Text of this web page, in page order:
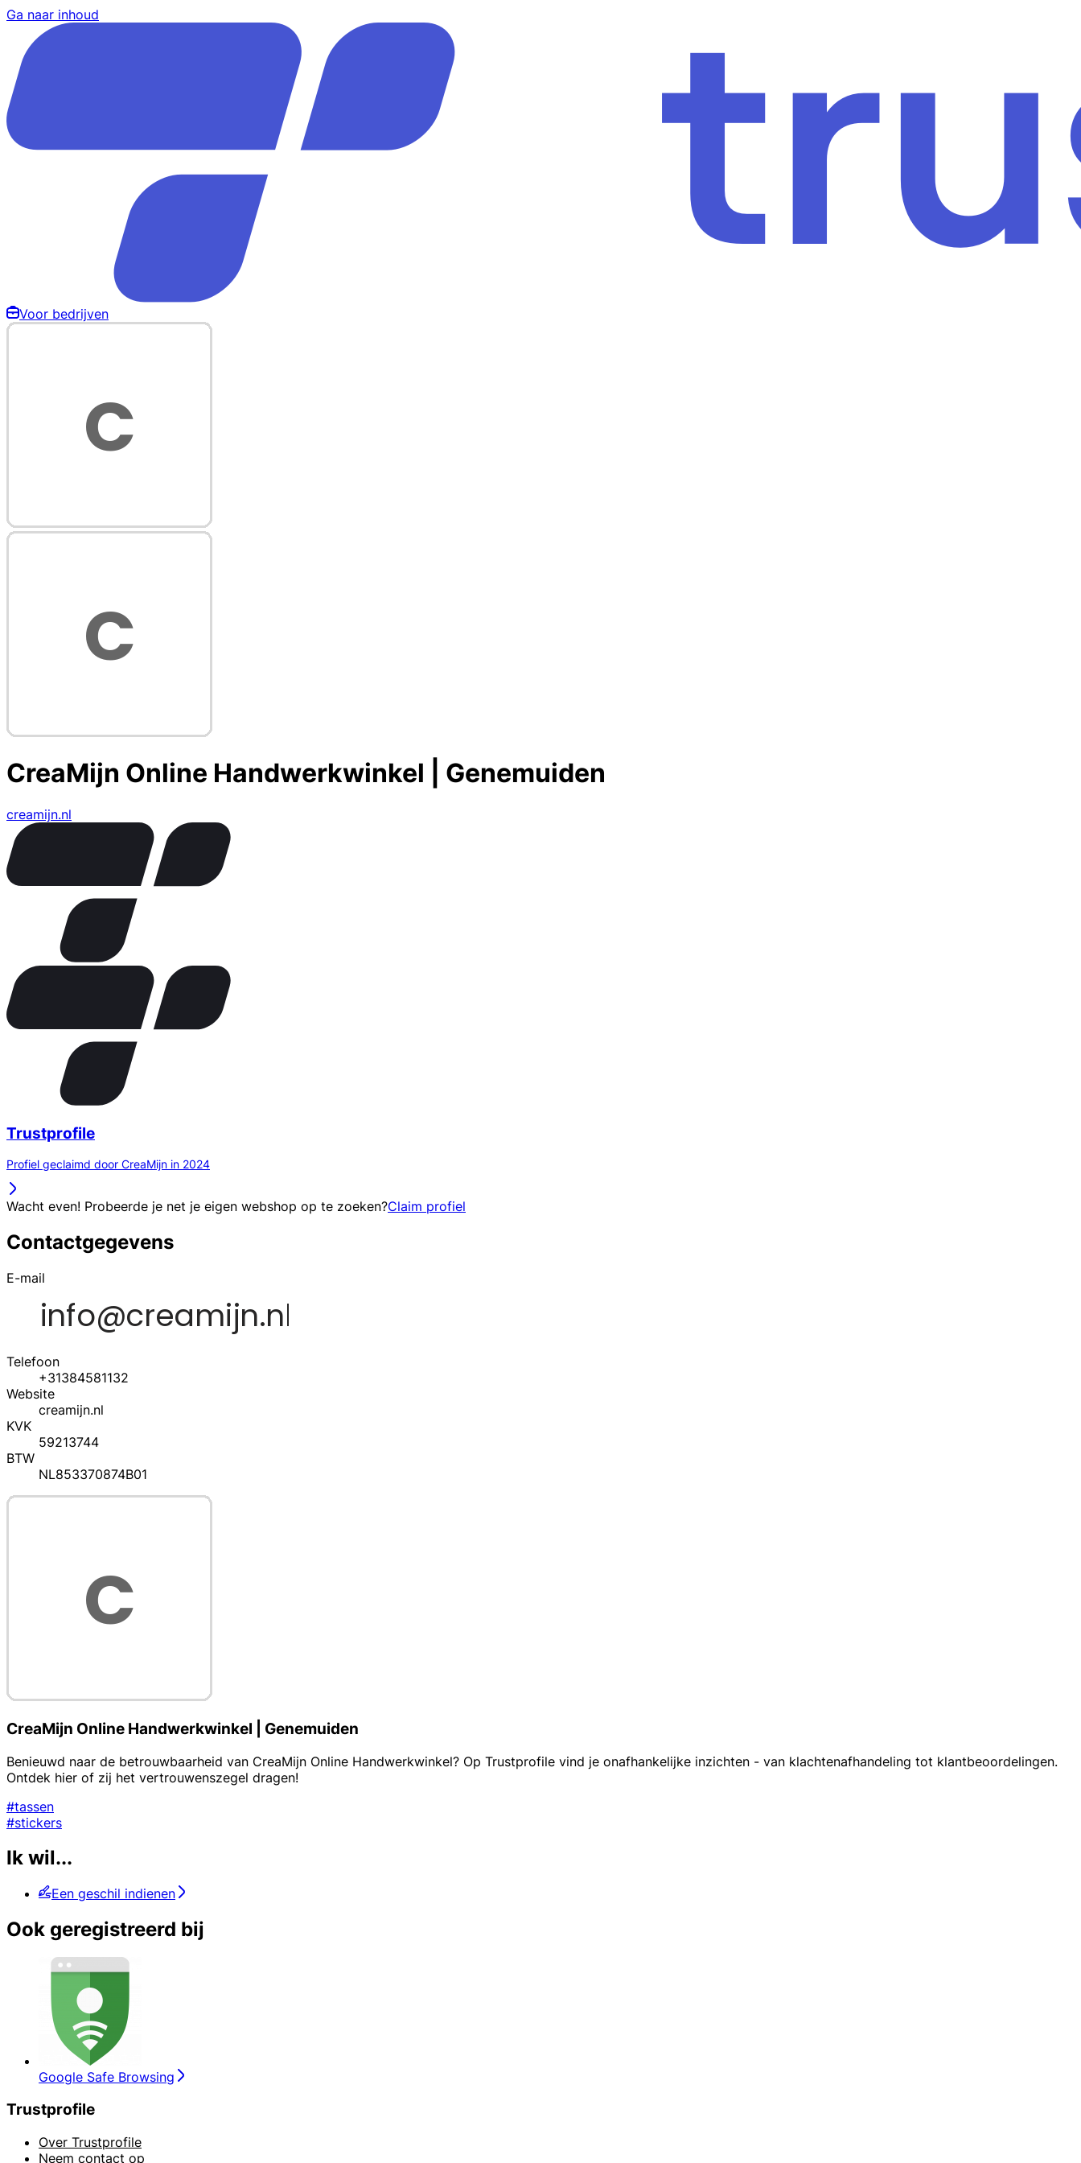
Ga naar inhoud
Voor bedrijven
CreaMijn Online Handwerkwinkel | Genemuiden
creamijn.nl
Trustprofile
Profiel geclaimd door CreaMijn in 2024
Wacht even! Probeerde je net je eigen webshop op te zoeken?Claim profiel
Contactgegevens
E-mail
Telefoon
+31384581132
Website
creamijn.nl
KVK
59213744
BTW
NL853370874B01
CreaMijn Online Handwerkwinkel | Genemuiden
Benieuwd naar de betrouwbaarheid van CreaMijn Online Handwerkwinkel? Op Trustprofile vind je onafhankelijke inzichten - van klachtenafhandeling tot klantbeoordelingen.
Ontdek hier of zij het vertrouwenszegel dragen!
#tassen
#stickers
Ik wil...
Een geschil indienen
Ook geregistreerd bij
Google Safe Browsing
Trustprofile
Over Trustprofile
Neem contact op